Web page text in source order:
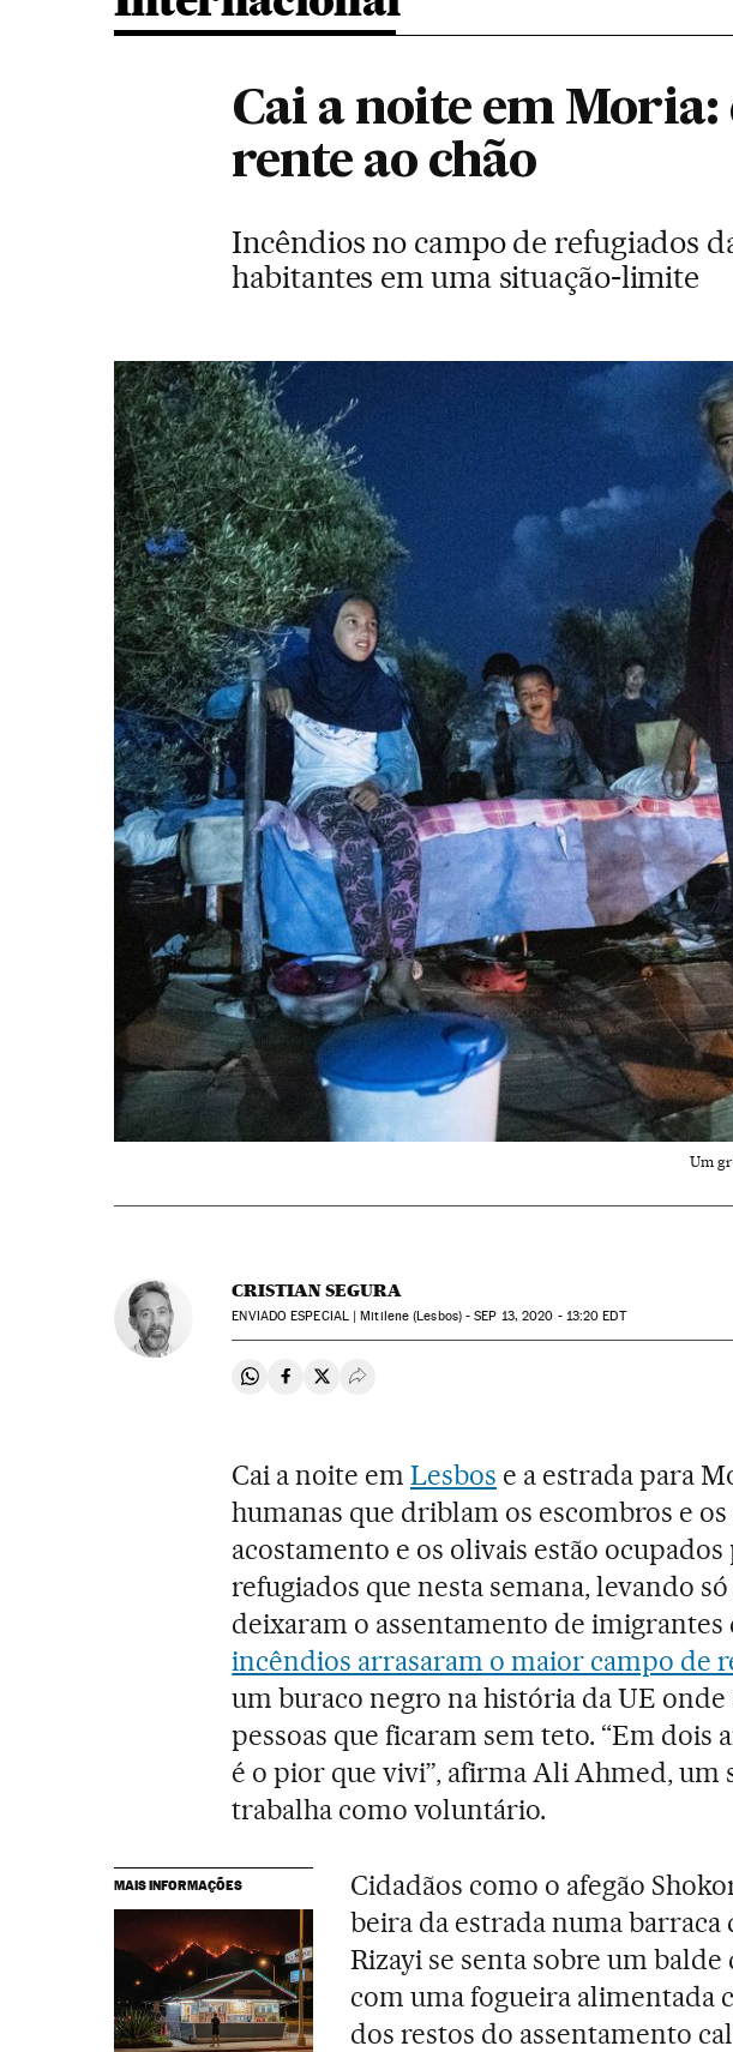
Cai a noite em
rente ao chão
Incêndios no campo de refugiados
habitantes em uma situação-limite
Um
CRISTIAN SEGURA
ENVIADO ESPECIAL | Mitilene (Lesbos) -SEP 13, 2020 - 13:20 EDT
Compartir en Whatsapp
Compartir en Facebook
Compartir en Twitter
Desplegar Redes Sociales
Cai a noite emLesbos e a estrada para
humanas que driblam os escombros e os
acostamento e os olivais estão
refugiados que nesta semana, levando
deixaram o assentamento de imigrantes
incêndios arrasaram o maior campo de
um buraco negro na história da UE onde
pessoas que ficaram sem teto. “Em dois
é o pior que vivi”, afirma Ali Ahmed, um
trabalha como voluntário.
MAIS INFORMAÇÕES
Cidadãos como o afegão
beira da estrada numa barraca
Rizayi se senta sobre um
com uma fogueira alimentada
dos restos do assentamento